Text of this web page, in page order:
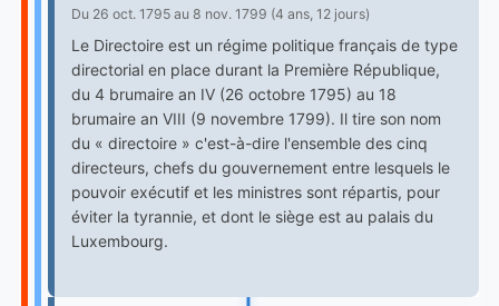
Du 26 oct. 1795 au 8 nov. 1799 (4 ans, 12 jours)
Le Directoire est un régime politique français de type
directorial en place durant la Première République,
du 4 brumaire an IV (26 octobre 1795) au 18
brumaire an VIII (9 novembre 1799). Il tire son nom
du « directoire » c'est-à-dire l'ensemble des cinq
directeurs, chefs du gouvernement entre lesquels le
pouvoir exécutif et les ministres sont répartis, pour
éviter la tyrannie, et dont le siège est au palais du
Luxembourg.